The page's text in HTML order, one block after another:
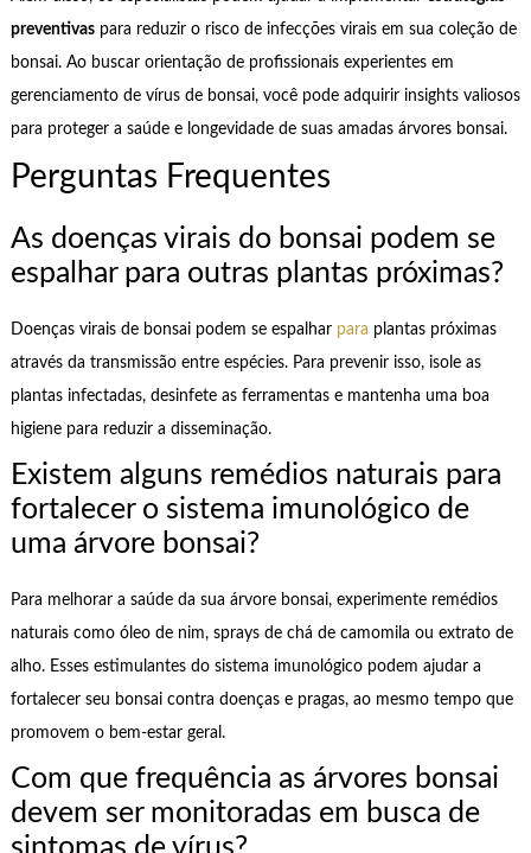
preventivaspara reduzir o risco de infecções virais em sua coleção de
bonsai. Ao buscar orientação de profissionais experientes em
gerenciamento de vírus de bonsai, você pode adquirir insights valiosos
para proteger a saúde e longevidade de suas amadas árvores bonsai.
Perguntas Frequentes
As doenças virais do bonsai podem se
espalhar para outras plantas próximas?
Doenças virais de bonsai podem se espalhar para plantas próximas
através da transmissão entre espécies. Para prevenir isso, isole as
plantas infectadas, desinfete as ferramentas e mantenha uma boa
higiene para reduzir a disseminação.
Existem alguns remédios naturais para
fortalecer o sistema imunológico de
uma árvore bonsai?
Para melhorar a saúde da sua árvore bonsai, experimente remédios
naturais como óleo de nim, sprays de chá de camomila ou extrato de
alho. Esses estimulantes do sistema imunológico podem ajudar a
fortalecer seu bonsai contra doenças e pragas, ao mesmo tempo que
promovem o bem-estar geral.
Com que frequência as árvores bonsai
devem ser monitoradas em busca de